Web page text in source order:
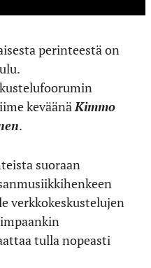
perinteestä on
keväänä Kimmo
.
suoraan
verkkokeskustelujen
tulla nopeasti